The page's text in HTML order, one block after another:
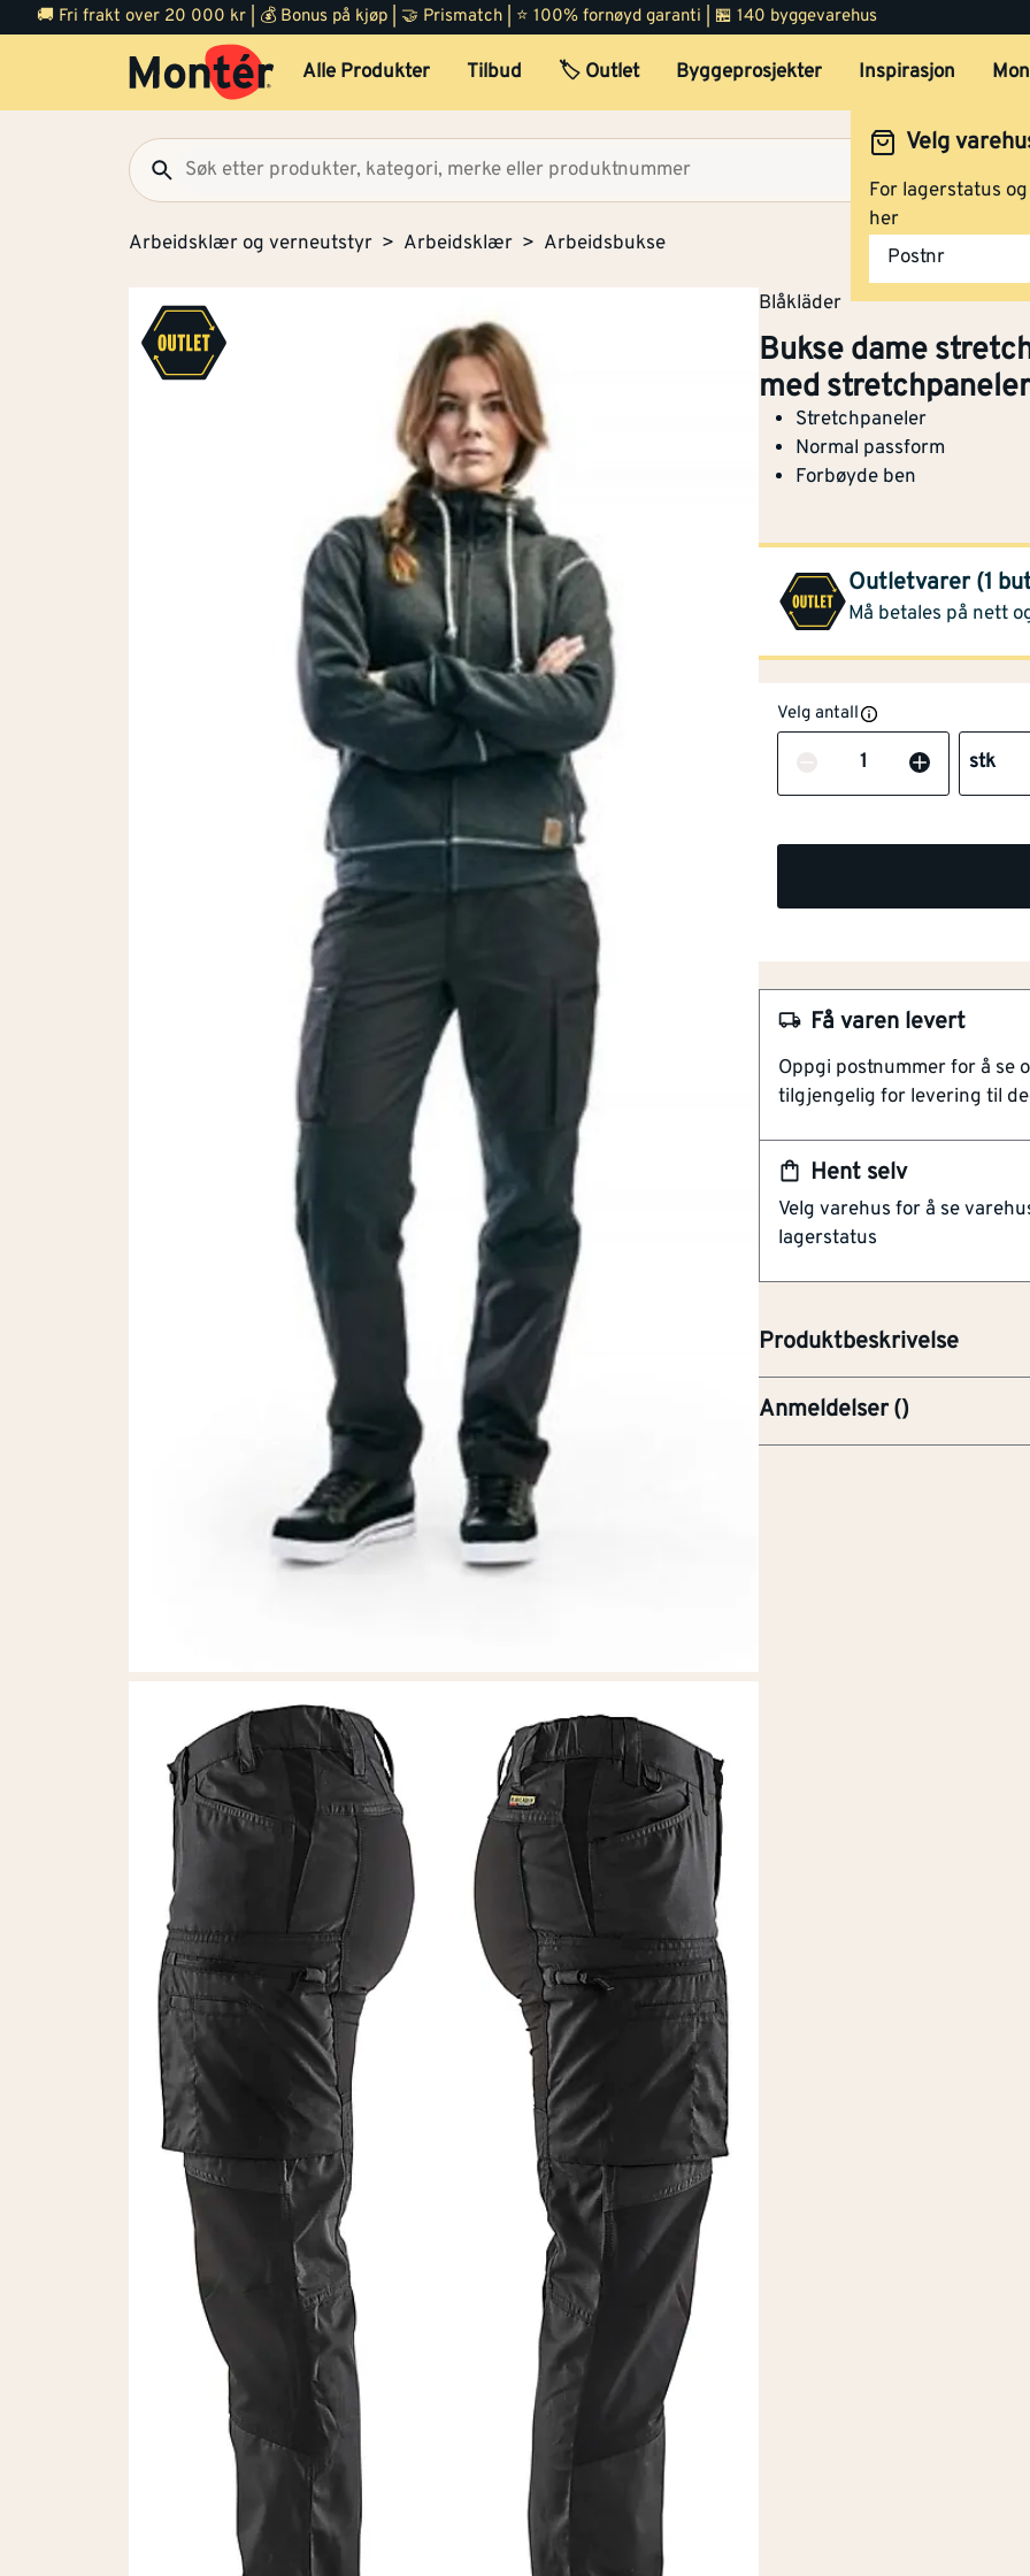
🚚 Fri frakt over 20 000 kr | 💰 Bonus på kjøp | 🤝 Prismatch | ⭐ 100% fornøyd garanti | 🏪 140 byggevarehus
Alle Produkter Tilbud 🏷️ Outlet Byggeprosjekter Inspirasjon
Velg
For lagerstatus
her
Postnr
Arbeidsklær og verneutstyr Arbeidsklær Arbeidsbukse
Blåkläder
Bukse dame
med stretchpaneler
Stretchpaneler
Normal passform
Forbøyde ben
Outletvarer (1
Må betales på nett
Montér Lyngdal(4 stk)
Opprinnelig pris 1 749,-
Velg antall
Antall stk
Hent selv
Velg varehus for å se
lagerstatus
Få varen levert
Oppgi postnummer for å se
tilgjengelig for levering til
Produktbeskrivelse
Stretchpaneler
Forbøyde ben
Bukse dame stretch
Moderne servicebukse i et
Anmeldelser()